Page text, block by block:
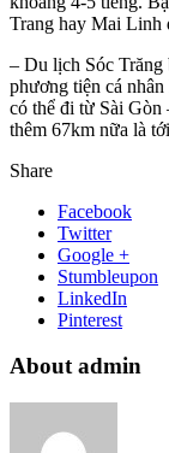
Trang hay Mai Linh
– Du lịch Sóc Trăng
phương tiện cá
có thể đi từ Sài Gòn
thêm 67km nữa là
Share
Facebook
Twitter
Google +
Stumbleupon
LinkedIn
Pinterest
About admin